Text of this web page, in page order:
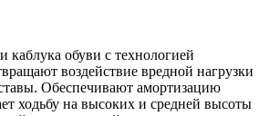
каблука обуви с технологией
воздействие вредной нагрузки
Обеспечивают амортизацию
ходьбу на высоких и средней высоты